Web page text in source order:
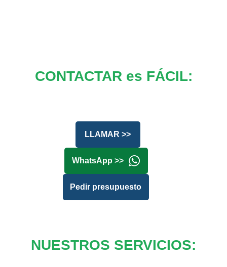
CONTACTAR es FÁCIL:
LLAMAR >>
WhatsApp >>
Pedir presupuesto
NUESTROS SERVICIOS: